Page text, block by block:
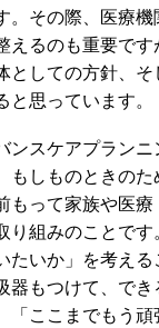
。その際、医療
えるのも重要で
としての方針、
と思っています。
ンスケアプラン
もしものときの
もって家族や医療
り組みのことで
たいか」を考える
器もつけて、でき
「ここまでもう